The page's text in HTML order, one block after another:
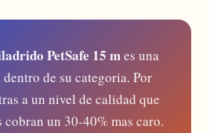
PetSafe 15 mes una
de su categoria. Por
a un nivel de calidad que
un 30-40% mas caro.